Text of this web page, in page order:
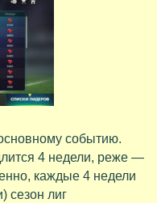
событию.
4 недели, реже —
каждые 4 недели
сезон лиг